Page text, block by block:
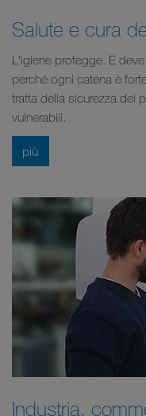
Salute e cura
L'igiene protegge. E
perché ogni catena è
tratta della sicurezza dei
vulnerabili.
più
Industria,